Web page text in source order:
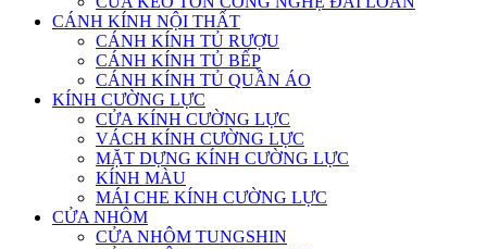
CÁNH KÍNH NỘI THẤT
CÁNH KÍNH TỦ RƯỢU
CÁNH KÍNH TỦ BẾP
CÁNH KÍNH TỦ QUẦN ÁO
KÍNH CƯỜNG LỰC
CỬA KÍNH CƯỜNG LỰC
VÁCH KÍNH CƯỜNG LỰC
MẶT DỰNG KÍNH CƯỜNG LỰC
KÍNH MÀU
MÁI CHE KÍNH CƯỜNG LỰC
CỬA NHÔM
CỬA NHÔM TUNGSHIN